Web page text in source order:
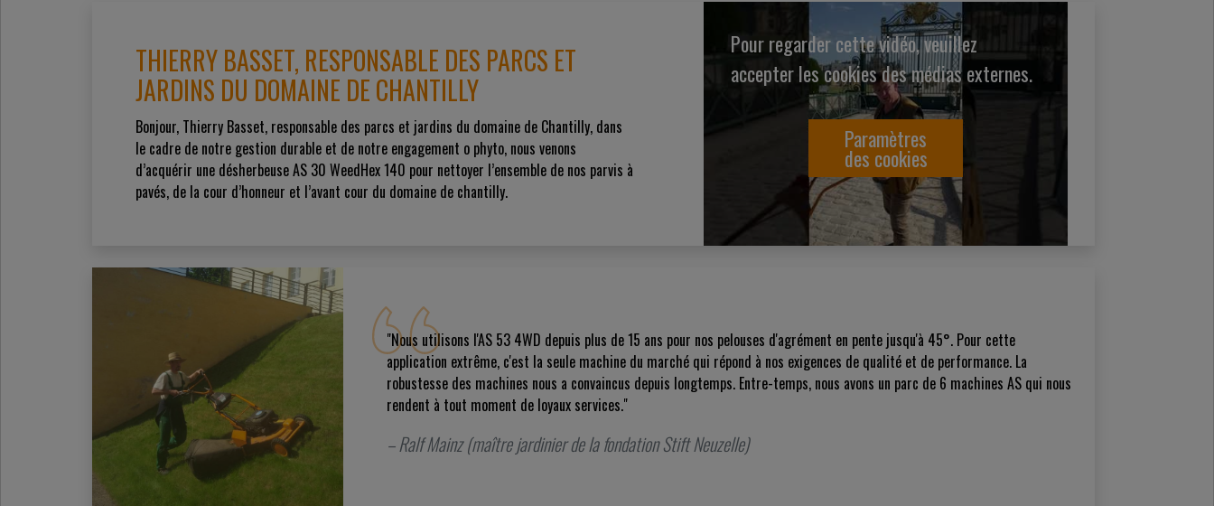
Pour regarder cette vidéo, veuillez
accepter les cookies des médias externes.
Paramètres
des cookies
THIERRY BASSET, RESPONSABLE DES PARCS ET
JARDINS DU DOMAINE DE CHANTILLY
Bonjour, Thierry Basset, responsable des parcs et jardins du domaine de Chantilly, dans
le cadre de notre gestion durable et de notre engagement o phyto, nous venons
d’acquérir une désherbeuse AS 30 WeedHex 140 pour nettoyer l’ensemble de nos parvis à
pavés, de la cour d’honneur et l’avant cour du domaine de chantilly.
"Nous utilisons l'AS 53 4WD depuis plus de 15 ans pour nos pelouses d'agrément en pente jusqu'à 45°. Pour cette
application extrême, c'est la seule machine du marché qui répond à nos exigences de qualité et de performance. La
robustesse des machines nous a convaincus depuis longtemps. Entre-temps, nous avons un parc de 6 machines AS qui nous
rendent à tout moment de loyaux services."
– Ralf Mainz (maître jardinier de la fondation Stift Neuzelle)